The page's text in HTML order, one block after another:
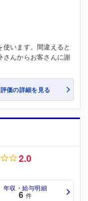
います。間違えると
さんからお客さんに謝
評価の詳細を見る
2.0
年収・給与明細
6 件